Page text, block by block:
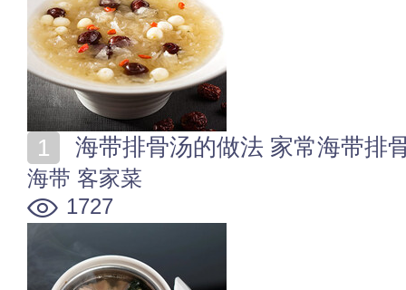
海带排骨汤的做法 家常海带排
海带 客家菜
1727